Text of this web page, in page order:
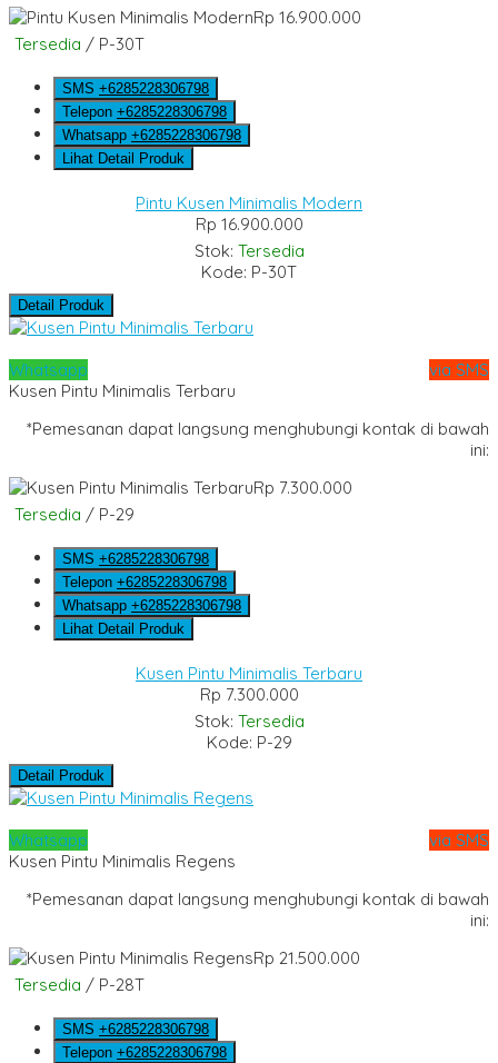
Rp 16.900.000
Tersedia / P-30T
SMS +6285228306798
Telepon +6285228306798
Whatsapp +6285228306798
Lihat Detail Produk
Pintu Kusen Minimalis Modern
Rp 16.900.000
Stok: Tersedia
Kode: P-30T
Detail Produk
Whatsapp
via SMS
Kusen Pintu Minimalis Terbaru
*Pemesanan dapat langsung menghubungi kontak di bawah
ini:
Rp 7.300.000
Tersedia / P-29
SMS +6285228306798
Telepon +6285228306798
Whatsapp +6285228306798
Lihat Detail Produk
Kusen Pintu Minimalis Terbaru
Rp 7.300.000
Stok: Tersedia
Kode: P-29
Detail Produk
Whatsapp
via SMS
Kusen Pintu Minimalis Regens
*Pemesanan dapat langsung menghubungi kontak di bawah
ini:
Rp 21.500.000
Tersedia / P-28T
SMS +6285228306798
Telepon +6285228306798